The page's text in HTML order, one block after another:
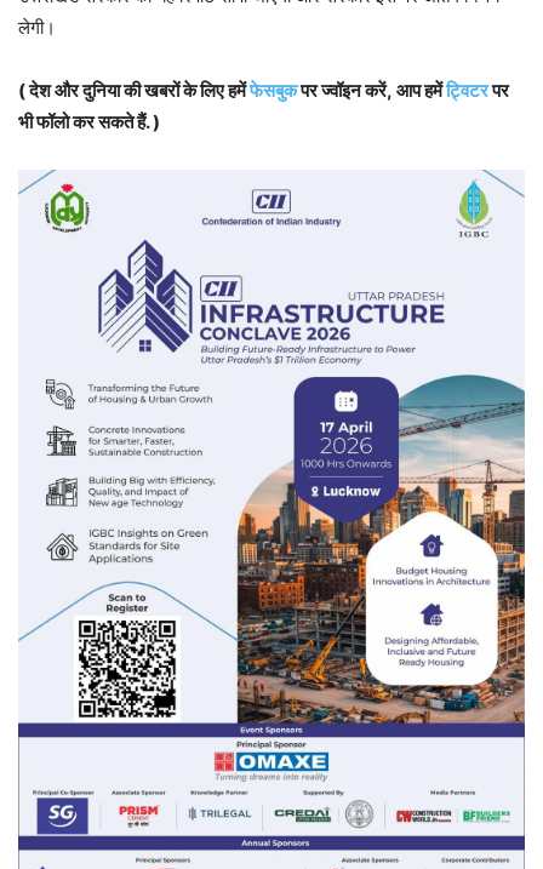
लेगी।
( देश और दुनिया की खबरों के लिए हमेंफेसबुकपर ज्वॉइन करें, आप हमेंट्विटरपर
भी फॉलो कर सकते हैं. )